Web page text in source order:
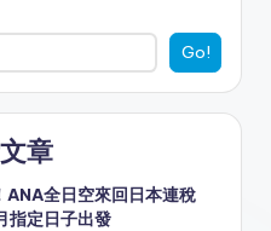
Go!
章
ANA全日空來回日本連稅
定日子出發